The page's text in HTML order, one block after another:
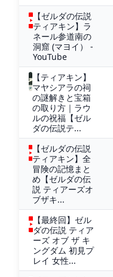
【ゼルダの伝説
ティアキン】ラ
ネール参道南の
洞窟 (マヨイ） -
YouTube
【ティアキン】
マヤシアラの祠
の謎解きと宝箱
の取り方｜ラウ
ルの祝福【ゼル
ダの伝説テ...
【ゼルダの伝説
ティアキン】全
冒険の記憶まと
め【ゼルダの伝
説 ティアーズオ
ブザキ...
【最終回】ゼル
ダの伝説 ティア
ーズ オブ ザ キ
ングダム 初見プ
レイ 女性...